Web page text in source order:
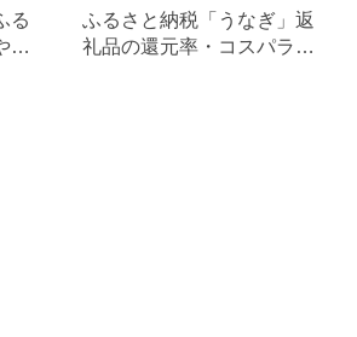
る
キ
ふるさと納税「うなぎ」返
礼品の還元率・コスパラン